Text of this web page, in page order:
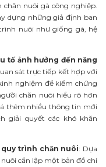
nuôi gà công nghiệp.
dựng những giả định ban
nuôi như giống gà, hệ
tố ảnh hưởng đến năng
sát trực tiếp kết hợp với
nghiệm để kiểm chứng
chăn nuôi hiểu rõ hơn
thêm nhiều thông tin mới
giải quyết các khó khăn
quy trình chăn nuôi: Dựa
cần lập một bản đồ chi